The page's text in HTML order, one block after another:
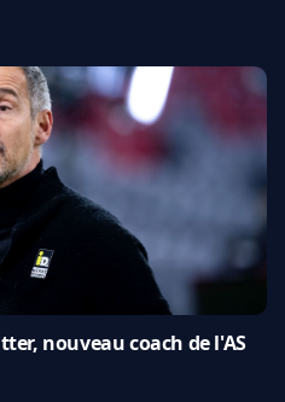
nouveau coach de l'AS